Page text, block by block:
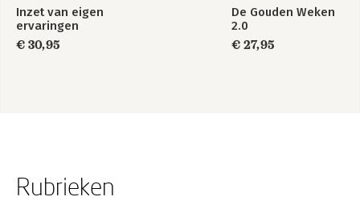
Inzet van eigen
ervaringen
€ 30,95
De Gouden Weken
2.0
€ 27,95
Rubrieken